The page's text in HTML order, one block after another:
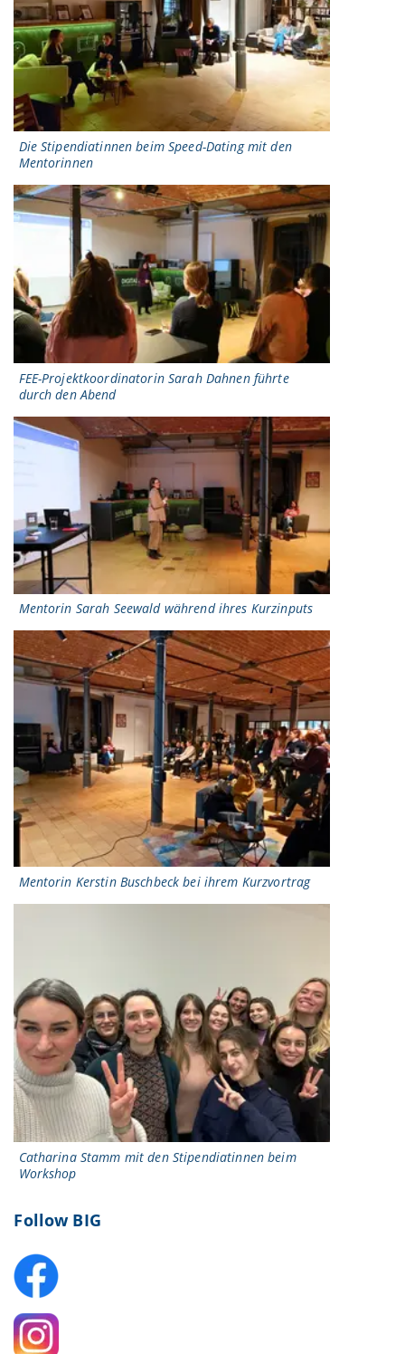
Follow BIG
Die Stipendiatinnen beim Speed-Dating mit den
Mentorinnen
FEE-Projektkoordinatorin Sarah Dahnen führte
durch den Abend
Mentorin Sarah Seewald während ihres Kurzinputs
Mentorin Kerstin Buschbeck bei ihrem Kurzvortrag
Catharina Stamm mit den Stipendiatinnen beim
Workshop